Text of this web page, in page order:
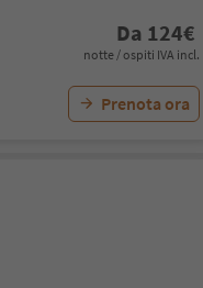
Da 124€
notte / ospiti IVA incl.
Prenota ora